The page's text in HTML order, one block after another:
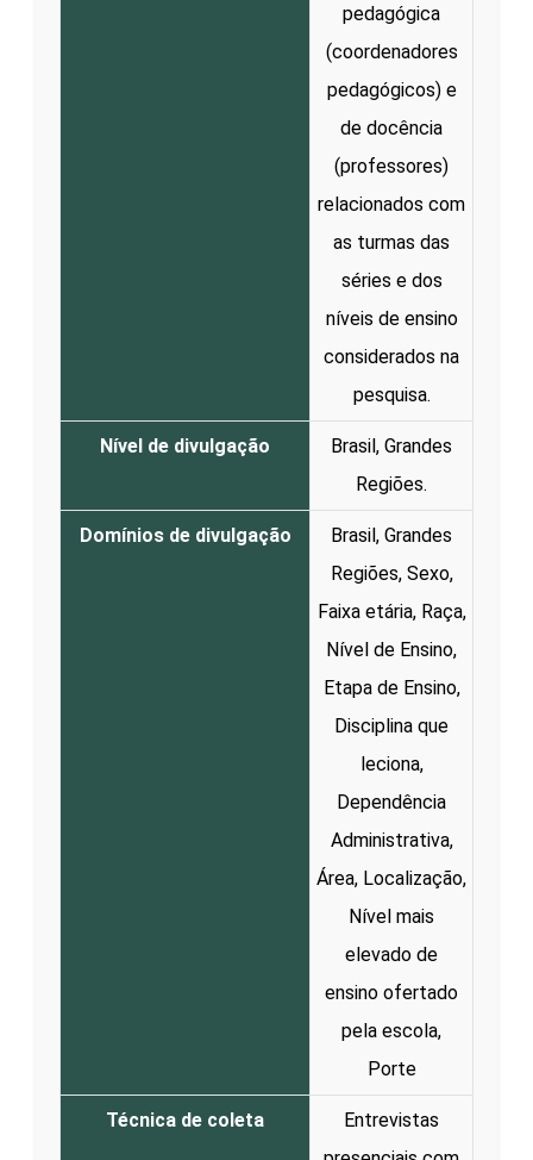
pedagógica
(coordenadores
pedagógicos) e
de docência
(professores)
relacionados com
as turmas das
séries e dos
níveis de ensino
considerados na
pesquisa.
Nível de divulgação
Brasil, Grandes
Regiões.
Domínios de divulgação
Brasil, Grandes
Regiões, Sexo,
Faixa etária, Raça,
Nível de Ensino,
Etapa de Ensino,
Disciplina que
leciona,
Dependência
Administrativa,
Área, Localização,
Nível mais
elevado de
ensino ofertado
pela escola,
Porte
Técnica de coleta
Entrevistas